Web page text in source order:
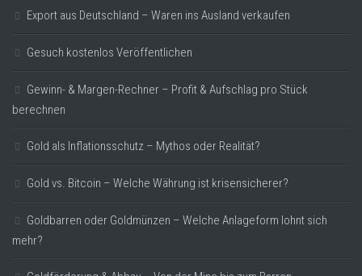
Export aus Deutschland – Waren ins Ausland verkaufen
Gesuch kostenlos Veröffentlichen
Gewinn- & Margen-Rechner – Profit & Aufschlag pro Stück
berechnen
Gold als Inflationsschutz – Mythos oder Realität?
Gold vs. Bitcoin – Welche Währung ist krisensicherer?
Goldbarren oder Goldmünzen – Welche Anlageform lohnt sich
mehr?